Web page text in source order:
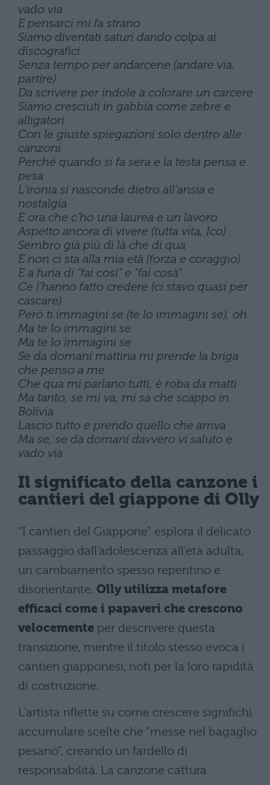
vado via
E pensarci mi fa strano
Siamo diventati saturi dando colpa ai
discografici
Senza tempo per andarcene (andare via,
partire)
Da scrivere per indole a colorare un carcere
Siamo cresciuti in gabbia come zebre e
alligatori
Con le giuste spiegazioni solo dentro alle
canzoni
Perché quando si fa sera e la testa pensa e
pesa
L’ironia si nasconde dietro all’ansia e
nostalgia
E ora che c’ho una laurea e un lavoro
Aspetto ancora di vivere (tutta vita, Ico)
Sembro già più di là che di qua
E non ci sta alla mia età (forza e coraggio)
E a furia di “fai così” e “fai cosà”
Ce l’hanno fatto credere (ci stavo quasi per
cascare)
Però ti immagini se (te lo immagini se), oh
Ma te lo immagini se
Ma te lo immagini se
Se da domani mattina mi prende la briga
che penso a me
Che qua mi parlano tutti, è roba da matti
Ma tanto, se mi va, mi sa che scappo in
Bolivia
Lascio tutto e prendo quello che arriva
Ma se, se da domani davvero vi saluto e
vado via
Il significato della canzone i
cantieri del giappone di Olly
“I cantieri del Giappone” esplora il delicato
passaggio dall’adolescenza all’età adulta,
un cambiamento spesso repentino e
disorientante. Olly utilizza metafore
efficaci come i papaveri che crescono
velocemente per descrivere questa
transizione, mentre il titolo stesso evoca i
cantieri giapponesi, noti per la loro rapidità
di costruzione.
L’artista riflette su come crescere significhi
accumulare scelte che “messe nel bagaglio
pesano”, creando un fardello di
responsabilità. La canzone cattura